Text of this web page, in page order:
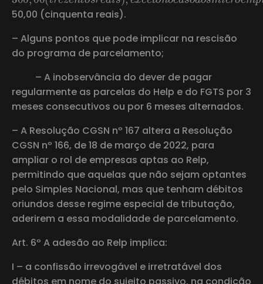
50,00 (cinquenta reais).
– Alguns pontos que pode implicar na rescisão
do programa de parcelamento;
– A inobservância do dever de pagar
regularmente as parcelas do Help e do FGTS por 3
meses consecutivos ou por 6 meses alternados.
– A Resolução CGSN nº 167 altera a Resolução
CGSN nº 166, de 18 de março de 2022, para
ampliar o rol de empresas aptas ao Relp,
permitindo que aquelas que não sejam optantes
pelo Simples Nacional, mas que tenham débitos
oriundos desse regime especial de tributação,
aderirem a essa modalidade de parcelamento.
Art. 6º A adesão ao Relp implica:
I – a confissão irrevogável e irretratável dos
débitos em nome do sujeito passivo, na condição